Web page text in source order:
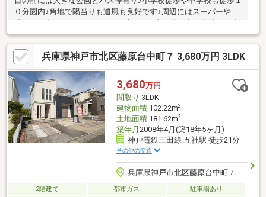
０分圏内♪角地で陽当りも通風も良好です♪周辺にはスーパーや病
から購入、リフォームまですべて弊社でおまとめ完結対応致しま
す。中古戸建の下見や購入検討時、気になった点があった際ご相
談ください。兵庫県神戸市北区藤原台中町７ 3,680万円 3LDK
3,680万円
間取り 3LDK
建物面積102.22m2
土地面積181.62m2
築年月 2008年4月(築18年5ヶ月)
神戸電鉄三田線 五社駅 徒歩21分
その他の交通
兵庫県神戸市北区藤原台中町７
2階建て 都市ガス 駐車場あり